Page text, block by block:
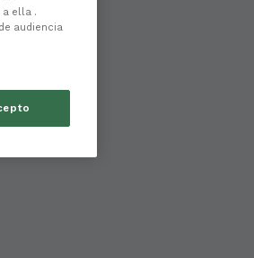
ella .
audiencia